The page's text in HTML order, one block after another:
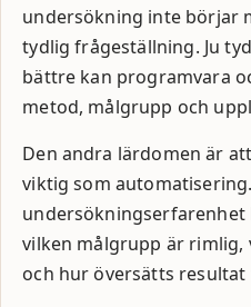
undersökning inte börjar
tydlig frågeställning. Ju
bättre kan programvara
metod, målgrupp och
Den andra lärdomen är
viktig som
vilken målgrupp är
och hur översätts resultat